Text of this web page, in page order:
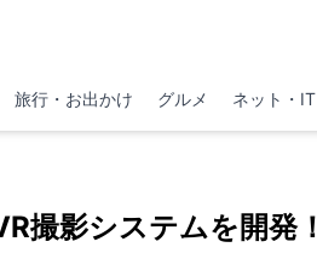
旅行・お出かけ グルメ ネット・IT
撮影システムを開発